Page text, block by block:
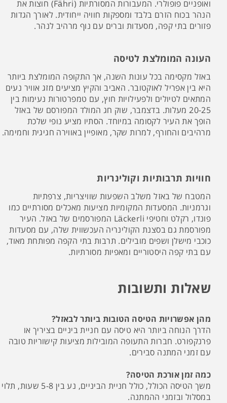
ואופניים פופולרי. המעבורות המסורתיות (Fähri) חוצות את
הנהר בכוח הזרם בלבד ומספקות חוויה ייחודית. לאורך הגדות
פזורים בתי קפה, מסעדות וברים עם נוף מרהיב לנהר.
העונה המומלצת לטיסה
באזל מקסימה בכל עונות השנה, אך התקופה המומלצת ביותר
היא בין אפריל לאוקטובר. האביב והקיץ מציעים מזג אוויר נעים
המתאים לטיולים ולפעילויות חוץ, עם טמפרטורות נעימות בין
20-25 מעלות. בדצמבר, שוק חג המולד המפורסם של באזל
הופך את העיר לקסומה במיוחד. הסתיו מציע נופי שלכת
מרהיבים והחורף, למרות שקר, מאופיין באווירה חגיגית וחמימה.
חוויות תרבותיות וקולינריות
המטבח של באזל משלב השפעות שוויצריות, צרפתיות
וגרמניות. המסעדות המקומיות מציעות מאכלים מסורתיים כמו
פונדו, רקלט וחטיפי Läckerli המפורסמים של באזל. העיר
מפורסמת גם בסצנת הקולינריה העכשווית שלה, עם מסעדות
כוכבי מישלן ושפים מובילים. תרבות בתי הקפה מפותחת מאוד,
עם בתי קפה היסטוריים ומאפיות מסורתיות.
שאלות ותשובות
מהן אפשרויות הטיסה הטובות ביותר לבאזל?
הדרך הנוחה ביותר היא טיסה עם חניית ביניים בציריך או
פרנקפורט. חברות התעופה המובילות מציעות קישוריות טובה
עם זמני המתנה סבירים.
כמה זמן אורכת הטיסה?
משך הטיסה הכולל, כולל חניית הביניים, נע בין 5-8 שעות, תלוי
במסלול ובזמני ההמתנה.